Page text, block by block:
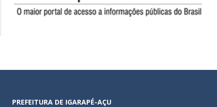
PREFEITURA DE IGARAPÉ-AÇU